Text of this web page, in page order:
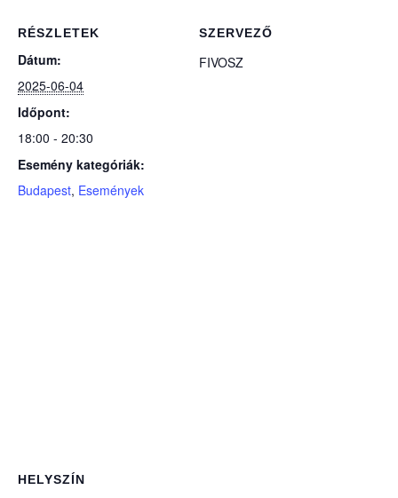
RÉSZLETEK
Dátum:
2025-06-04
Időpont:
18:00 - 20:30
Esemény kategóriák:
Budapest, Események
SZERVEZŐ
FIVOSZ
HELYSZÍN